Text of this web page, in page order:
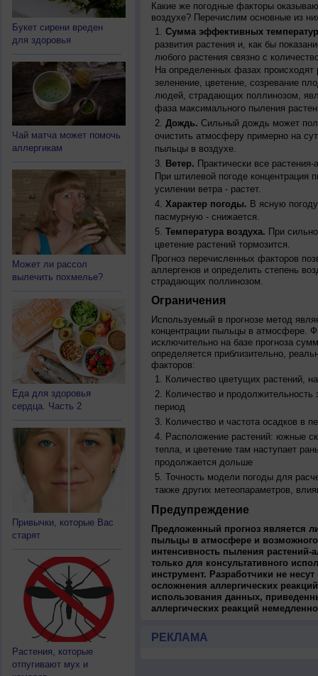
Букет сирени вреден
для здоровья
Чай матча может помочь
аллергикам
Может ли рассол
вылечить похмелье?
Еда для здоровья
сердца. Часть 2
Привычки, которые Вас
старят
Растения, которые
отпугивают мух и
Какие же погодные факторы
воздухе? Перечислим основные из
Сумма эффективных
развития растения и, как бы
любого растения связно с
На определенных фазах происходят
зеленение, цветение, созревание
людей, страдающих поллинозом,
фаза максимального пыления
Дождь. Сильный дождь может
очистить атмосферу примерно на
пыльцы в воздухе.
Ветер. Практически все
При штилевой погоде
усилении ветра - растет.
Характер погоды. В ясную
пасмурную - снижается.
Температура воздуха. При
цветение растений тормозится.
Прогноз перечисленных факторов
аллергенов и определить степень
страдающих поллинозом.
Ограничения
Используемый в прогнозе метод
концентрации пыльцы в атмосфере.
исключительно на базе прогноза
определяется приблизительно,
факторов:
Количество цветущих растений,
Количество и продолжительность
период
Количество и частота осадков в
Расположение растений: южные
тепла, и цветение там наступает
продолжается дольше
Точность модели погоды для
также других метеопараметров,
Предупреждение
Предложенный прогноз является
пыльцы в атмосфере и
интенсивность пыления растений-
только для консультативного
инструмент. Разработчики не
осложнения аллергических
использования данных,
аллергических реакций
РЕКЛАМА